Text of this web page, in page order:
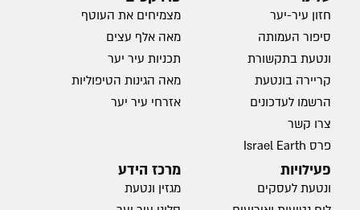
חזון עיר-יער
סיפור העמותה
ונטעת בתקשורת
קריירה בונטעת
הרשמו לעדכונים
צרו קשר
פרס Israel Earth
מצמיחים את העוטף
מאה אלף עצים
תכניות עיר יער
מאה הגינות הטיפוליות
אזרחי עיר יער
פעילויות
ונטעת לעסקים
מרכז הידע
מגזין ונטעת